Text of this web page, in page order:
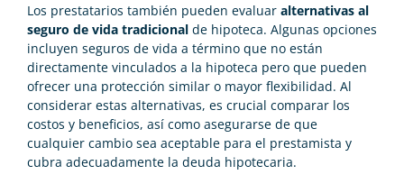
Los prestatarios también pueden evaluar alternativas al
seguro de vida tradicional de hipoteca. Algunas opciones
incluyen seguros de vida a término que no están
directamente vinculados a la hipoteca pero que pueden
ofrecer una protección similar o mayor flexibilidad. Al
considerar estas alternativas, es crucial comparar los
costos y beneficios, así como asegurarse de que
cualquier cambio sea aceptable para el prestamista y
cubra adecuadamente la deuda hipotecaria.